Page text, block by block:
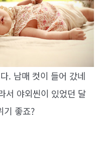
. 남매 컷이 들어 갔네
서 야외씬이 있었던 달
기 좋죠?